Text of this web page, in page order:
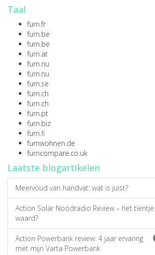
Taal
furn.fr
furn.be
furn.be
furn.at
furn.nu
furn.nu
furn.se
furn.ch
furn.ch
furn.pt
furn.biz
furn.fi
furnwohnen.de
furncompare.co.uk
Laatste blogartikelen
Meervoud van handvat: wat is juist?
Action Solar Noodradio Review – het tientje
waard?
Action Powerbank review: 4 jaar ervaring
met mijn Varta Powerbank